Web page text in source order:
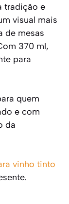
tradição e
visual mais
de mesas
370 ml,
para
quem
e com
da
vinho tinto